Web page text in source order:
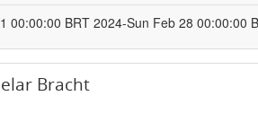
00:00:00 BRT 2024-Sun Feb 28 00:00:00
Bracht